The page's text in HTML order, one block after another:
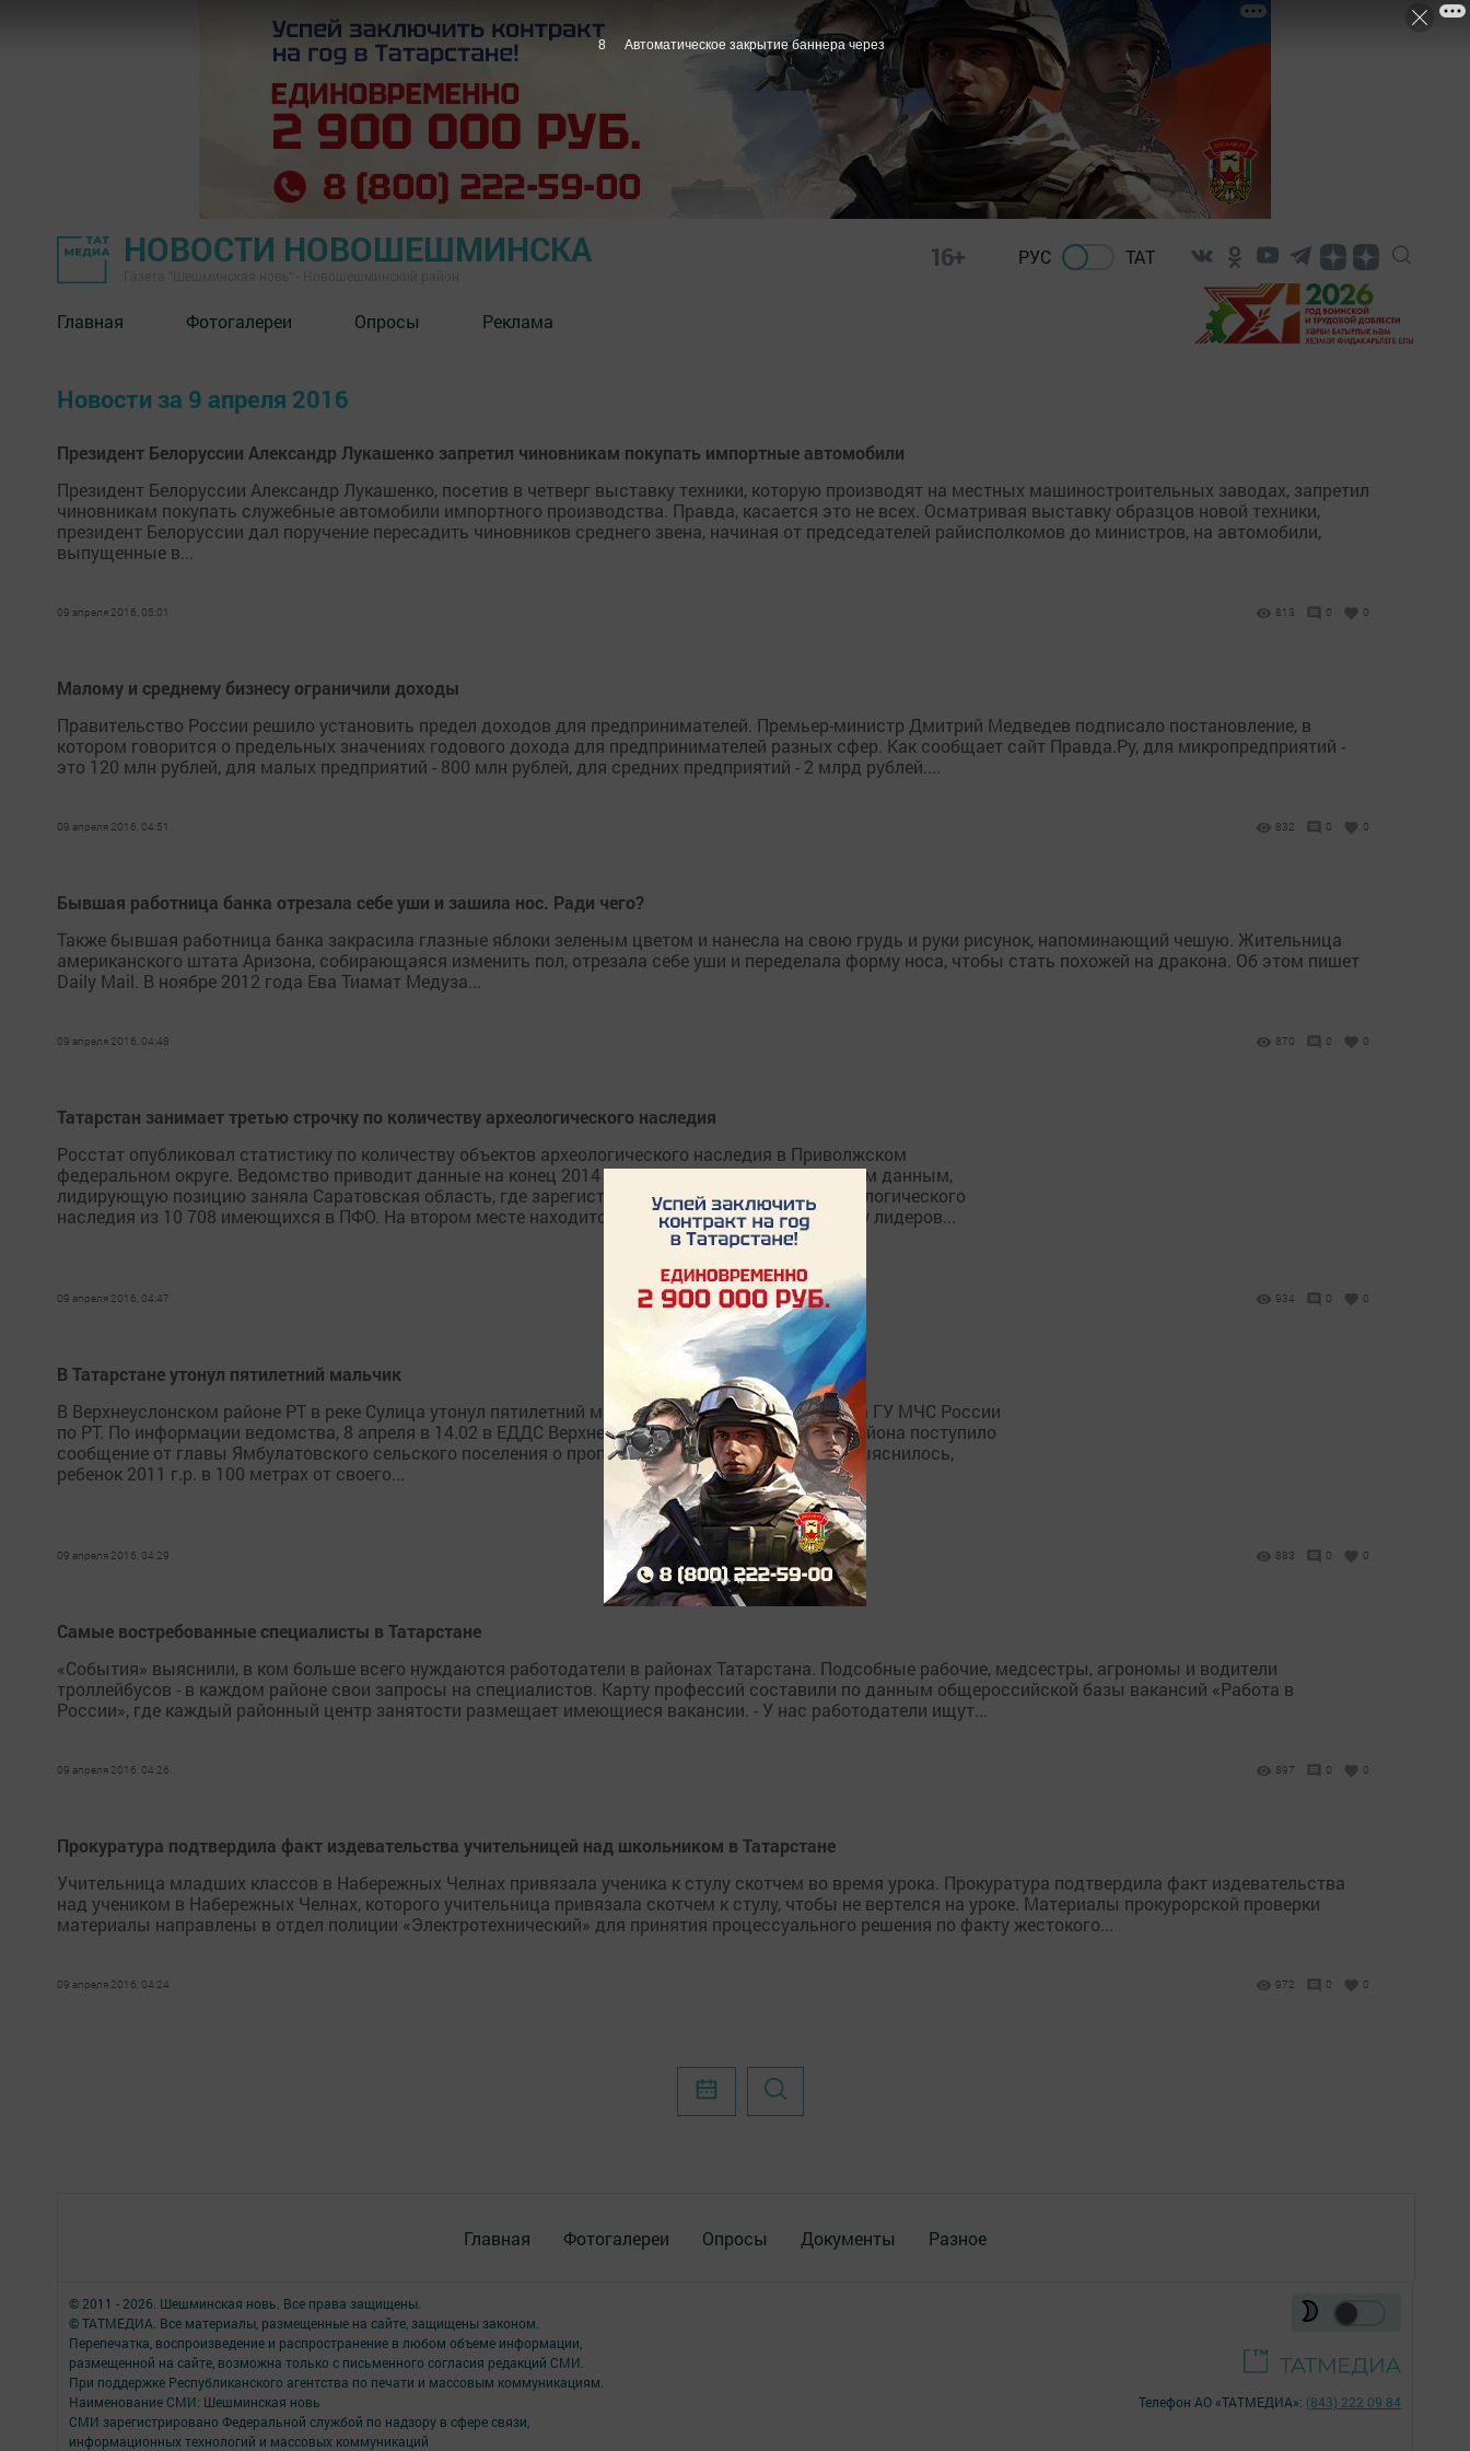
НОВОСТИ НОВОШЕШМИНСКА 16+ РУС ТАТ
Главная Фотогалереи Опросы Реклама
Новости за 9 апреля 2016
Президент Белоруссии Александр Лукашенко запретил чиновникам покупать импортные автомобили
Президент Белоруссии Александр Лукашенко, посетив в четверг выставку техники, которую производят на местных машиностроительных заводах, запретил
чиновникам покупать служебные автомобили импортного производства. Правда, касается это не всех. Осматривая выставку образцов новой техники,
президент Белоруссии дал поручение пересадить чиновников среднего звена, начиная от председателей райисполкомов до министров, на автомобили,
выпущенные в...
09 апреля 2016, 05:01 813 0 0
Малому и среднему бизнесу ограничили доходы
Правительство России решило установить предел доходов для предпринимателей. Премьер-министр Дмитрий Медведев подписало постановление, в
котором говорится о предельных значениях годового дохода для предпринимателей разных сфер. Как сообщает сайт Правда.Ру, для микропредприятий -
это 120 млн рублей, для малых предприятий - 800 млн рублей, для средних предприятий - 2 млрд рублей....
09 апреля 2016, 04:51 832 0 0
Бывшая работница банка отрезала себе уши и зашила нос. Ради чего?
Также бывшая работница банка закрасила глазные яблоки зеленым цветом и нанесла на свою грудь и руки рисунок, напоминающий чешую. Жительница
американского штата Аризона, собирающаяся изменить пол, отрезала себе уши и переделала форму носа, чтобы стать похожей на дракона. Об этом пишет
Daily Mail. В ноябре 2012 года Ева Тиамат Медуза...
09 апреля 2016, 04:48 870 0 0
Татарстан занимает третью строчку по количеству археологического наследия
Росстат опубликовал статистику по количеству объектов археологического наследия в Приволжском
федеральном округе. Ведомство приводит данные на конец 2014 года. Согласно опубликованным данным,
лидирующую позицию заняла Саратовская область, где зарегистрировано 3 448 объектов археологического
наследия из 10 708 имеющихся в ПФО. На втором месте находится Пермский край (1 808). Тройку лидеров...
09 апреля 2016, 04:47 934 0 0
В Татарстане утонул пятилетний мальчик
В Верхнеуслонском районе РТ в реке Сулица утонул пятилетний мальчик, сообщает пресс-служба ГУ МЧС России
по РТ. По информации ведомства, 8 апреля в 14.02 в ЕДДС Верхнеуслонского муниципального района поступило
сообщение от главы Ямбулатовского сельского поселения о пропаже 5-летнего мальчика. Как выяснилось,
ребенок 2011 г.р. в 100 метрах от своего...
09 апреля 2016, 04:29 883 0 0
Самые востребованные специалисты в Татарстане
«События» выяснили, в ком больше всего нуждаются работодатели в районах Татарстана. Подсобные рабочие, медсестры, агрономы и водители
троллейбусов - в каждом районе свои запросы на специалистов. Карту профессий составили по данным общероссийской базы вакансий «Работа в
России», где каждый районный центр занятости размещает имеющиеся вакансии. - У нас работодатели ищут...
09 апреля 2016, 04:26 897 0 0
Прокуратура подтвердила факт издевательства учительницей над школьником в Татарстане
Учительница младших классов в Набережных Челнах привязала ученика к стулу скотчем во время урока. Прокуратура подтвердила факт издевательства
над учеником в Набережных Челнах, которого учительница привязала скотчем к стулу, чтобы не вертелся на уроке. Материалы прокурорской проверки
материалы направлены в отдел полиции «Электротехнический» для принятия процессуального решения по факту жестокого...
09 апреля 2016, 04:24 972 0 0
Главная Фотогалереи Опросы Документы Разное
© 2011 - 2026. Шешминская новь. Все права защищены.
© ТАТМЕДИА. Все материалы, размещенные на сайте, защищены законом.
Перепечатка, воспроизведение и распространение в любом объеме информации,
размещенной на сайте, возможна только с письменного согласия редакций СМИ.
При поддержке Республиканского агентства по печати и массовым коммуникациям.
Наименование СМИ: Шешминская новь
СМИ зарегистрировано Федеральной службой по надзору в сфере связи,
информационных технологий и массовых коммуникаций
Телефон АО «ТАТМЕДИА»: (843) 222 09 84
7 Автоматическое закрытие баннера через